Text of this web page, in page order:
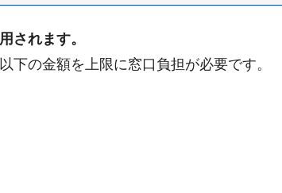
されます。
下の金額を上限に窓口負担が必要です。